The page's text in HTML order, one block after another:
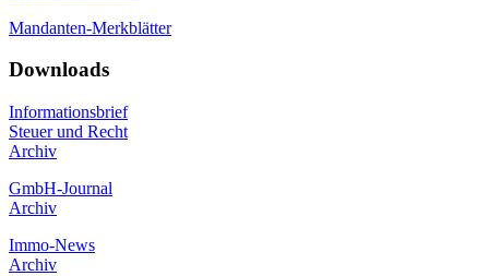
Mandanten-Merkblätter
Downloads
Informationsbrief
Steuer und Recht
Archiv
GmbH-Journal
Archiv
Immo-News
Archiv